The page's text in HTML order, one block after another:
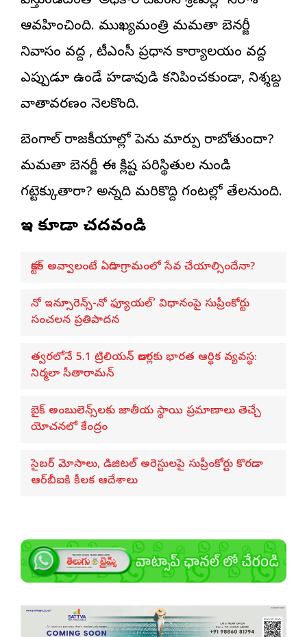
ఆవహించింది. ముఖ్యమంత్రి మమతా బెనర్జీ
నివాసం వద్ద , టీఎంసీ ప్రధాన కార్యాలయం వద్ద
ఎప్పుడూ ఉండే హడావుడి కనిపించకుండా, నిశ్శబ్ద
వాతావరణం నెలకొంది.
బెంగాల్ రాజకీయాల్లో పెను మార్పు రాబోతుందా?
మమతా బెనర్జీ ఈ క్లిష్ట పరిస్థితుల నుండి
గట్టెక్కుతారా? అన్నది మరికొద్ది గంటల్లో తేలనుంది.
ఇవి కూడా చదవండి
డాక్టర్ అవ్వాలంటే ఏడాది గ్రామంలో సేవ చేయాల్సిందేనా?
నో ఇన్సూరెన్స్-నో ఫ్యూయల్’ విధానంపై సుప్రీంకోర్టు
సంచలన ప్రతిపాదన
త్వరలోనే 5.1 ట్రిలియన్ డాలర్లకు భారత ఆర్థిక వ్యవస్థ:
నిర్మలా సీతారామన్
బైక్ అంబులెన్స్‌లకు జాతీయ స్థాయి ప్రమాణాలు తెచ్చే
యోచనలో కేంద్రం
సైబర్ మోసాలు, డిజిటల్ అరెస్టులపై సుప్రీంకోర్టు కొరడా..
ఆర్‌బీఐకి కీలక ఆదేశాలు